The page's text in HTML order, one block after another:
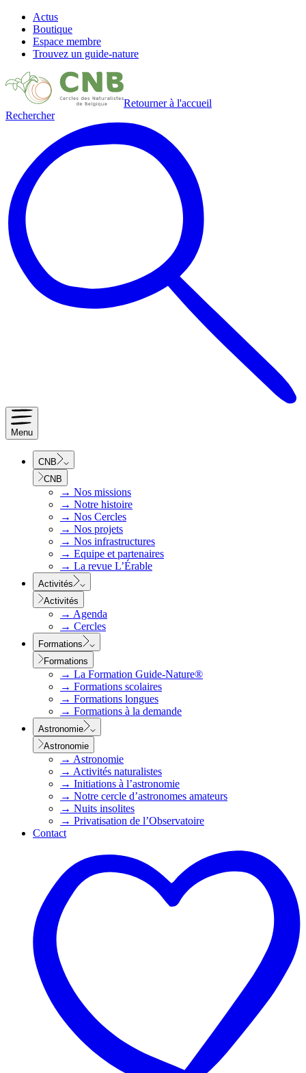
Actus
Boutique
Espace membre
Trouvez un guide-nature
Retourner à l'accueil
Rechercher
Menu
CNB
CNB
→ Nos missions
→ Notre histoire
→ Nos Cercles
→ Nos projets
→ Nos infrastructures
→ Equipe et partenaires
→ La revue L’Érable
Activités
Activités
→ Agenda
→ Cercles
Formations
Formations
→ La Formation Guide-Nature®
→ Formations scolaires
→ Formations longues
→ Formations à la demande
Astronomie
Astronomie
→ Astronomie
→ Activités naturalistes
→ Initiations à l’astronomie
→ Notre cercle d’astronomes amateurs
→ Nuits insolites
→ Privatisation de l’Observatoire
Contact